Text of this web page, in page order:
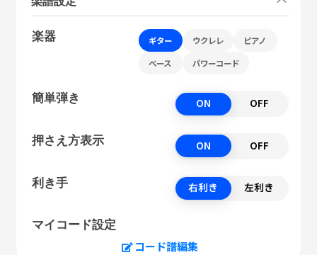
楽器 ギター ウクレレ ピアノ
ベース パワーコード
簡単弾き ON OFF
押さえ方表示 ON OFF
利き手 右利き 左利き
マイコード設定
コード譜編集